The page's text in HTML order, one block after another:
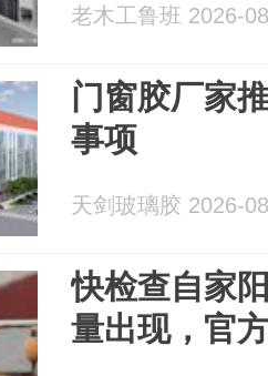
老木工鲁班 2026-
门窗胶厂家
事项
天剑玻璃胶 2026-
快检查自家
量出现，官